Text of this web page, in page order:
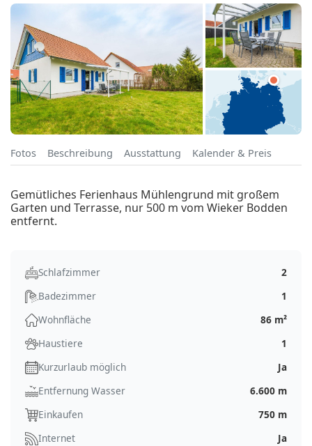
Fotos Beschreibung Ausstattung Kalender & Preis
Gemütliches Ferienhaus Mühlengrund mit großem
Garten und Terrasse, nur 500 m vom Wieker Bodden
entfernt.
Schlafzimmer
2
Badezimmer
1
Wohnfläche
86 m²
Haustiere
1
Kurzurlaub möglich
Ja
Entfernung Wasser
6.600 m
Einkaufen
750 m
Internet
Ja